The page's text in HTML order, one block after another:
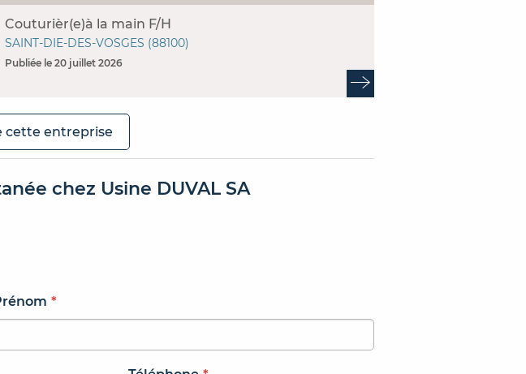
Couturièr(e)à la main F/H
SAINT-DIE-DES-VOSGES (88100)
Publiée le 20 juillet 2026
cette entreprise
chez Usine DUVAL SA
*